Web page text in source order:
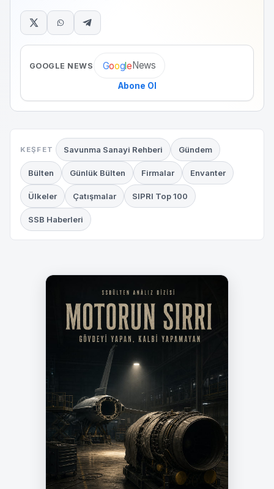
GOOGLE NEWS GoogleNews
Abone Ol
KEŞFET Savunma Sanayi Rehberi Gündem
Bülten Günlük Bülten Firmalar Envanter
Ülkeler Çatışmalar SIPRI Top 100
SSB Haberleri